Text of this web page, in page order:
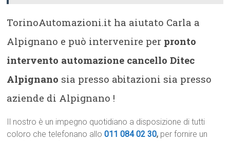
TorinoAutomazioni.it ha aiutato Carla a
Alpignano e può intervenire per pronto
intervento automazione cancello Ditec
Alpignano sia presso abitazioni sia presso
aziende di Alpignano !
Il nostro è un impegno quotidiano a disposizione di tutti
coloro che telefonano allo011 084 02 30, per fornire un